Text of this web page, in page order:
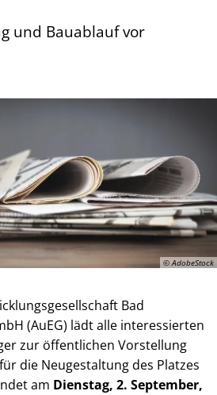
und Bauablauf vor
© AdobeStock
Bad
(AuEG) lädt alle interessierten
zur öffentlichen Vorstellung
die Neugestaltung des Platzes
am Dienstag, 2. September,